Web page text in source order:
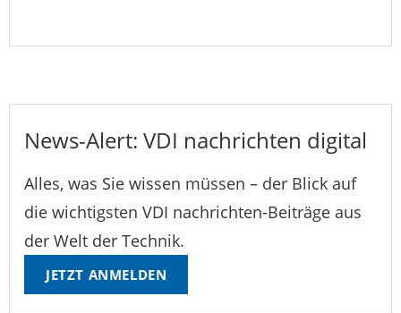
News-Alert: VDI nachrichten digital
Alles, was Sie wissen müssen – der Blick auf
die wichtigsten VDI nachrichten-Beiträge aus
der Welt der Technik.
JETZT ANMELDEN